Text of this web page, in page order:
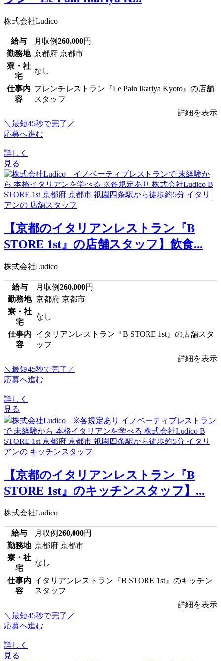
株式会社Ludico
給与 月収例260,000円
勤務地 京都府 京都市
寮・社
宅
なし
仕事内
容
フレンチレストラン『Le Pain Ikariya Kyoto』の店舗
スタッフ
詳細を表示
＼最短45秒で完了／
応募へ進む
詳しく
見る
【京都のイタリアンレストラン『B
STORE 1st』の店舗スタッフ】飲食...
株式会社Ludico
給与 月収例260,000円
勤務地 京都府 京都市
寮・社
宅
なし
仕事内
容
イタリアンレストラン『B STORE 1st』の店舗スタ
ッフ
詳細を表示
＼最短45秒で完了／
応募へ進む
詳しく
見る
【京都のイタリアンレストラン『B
STORE 1st』のキッチンスタッフ】...
株式会社Ludico
給与 月収例260,000円
勤務地 京都府 京都市
寮・社
宅
なし
仕事内
容
イタリアンレストラン『B STORE 1st』のキッチン
スタッフ
詳細を表示
＼最短45秒で完了／
応募へ進む
詳しく
見る